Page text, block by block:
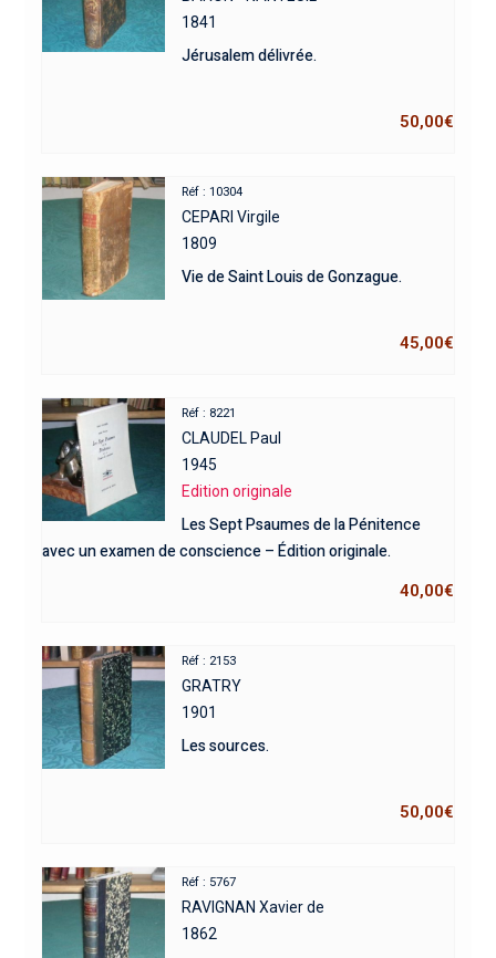
1841
Jérusalem délivrée.
50,00€
Réf : 10304
CEPARI Virgile
1809
Vie de Saint Louis de Gonzague.
45,00€
Réf : 8221
CLAUDEL Paul
1945
Edition originale
Les Sept Psaumes de la Pénitence
avec un examen de conscience – Édition originale.
40,00€
Réf : 2153
GRATRY
1901
Les sources.
50,00€
Réf : 5767
RAVIGNAN Xavier de
1862